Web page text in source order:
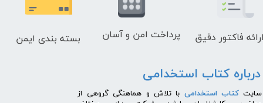
بسته بندی ایمن فاکتور دقیق پرداخت امن و آسان
درباره کتاب استخدامی
​سایت کتاب استخدامی با تلاش و هماهنگی گروهی از